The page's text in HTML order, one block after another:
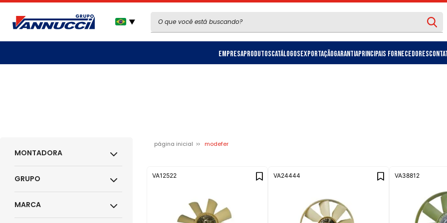
▼
EmpresaProdutosCatálogosExportaçãoGarantiaPrincipais Fornecedores
MONTADORA
GRUPO
MARCA
página inicial modefer
VA12522 VA24444 VA38812